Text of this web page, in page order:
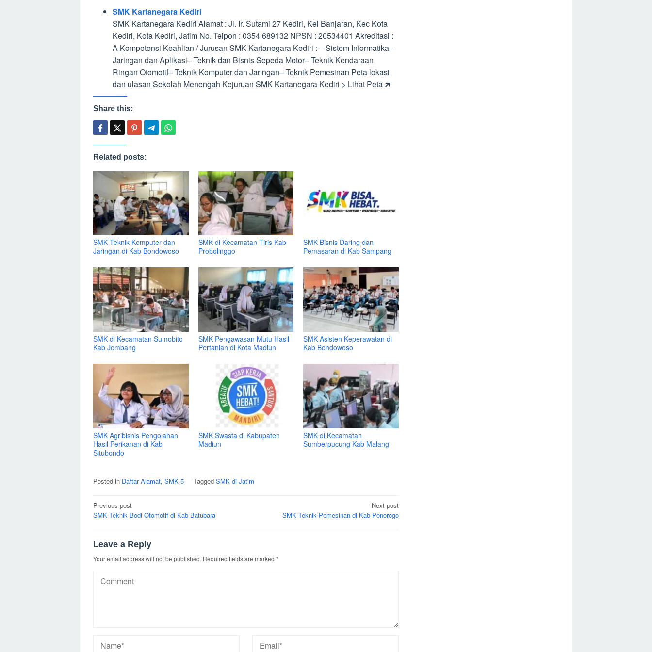
SMK Kartanegara Kediri
SMK Kartanegara Kediri Alamat : Jl. Ir. Sutami 27 Kediri, Kel Banjaran, Kec Kota
Kediri, Kota Kediri, Jatim No. Telpon : 0354 689132 NPSN : 20534401 Akreditasi :
A Kompetensi Keahlian / Jurusan SMK Kartanegara Kediri : – Sistem Informatika–
Jaringan dan Aplikasi– Teknik dan Bisnis Sepeda Motor– Teknik Kendaraan
Ringan Otomotif– Teknik Komputer dan Jaringan– Teknik Pemesinan Peta lokasi
dan ulasan Sekolah Menengah Kejuruan SMK Kartanegara Kediri > Lihat Peta 🡵
Share this:
Related posts:
SMK Teknik Komputer dan
Jaringan di Kab Bondowoso
SMK di Kecamatan Tiris Kab
Probolinggo
SMK Bisnis Daring dan
Pemasaran di Kab Sampang
SMK di Kecamatan Sumobito
Kab Jombang
SMK Pengawasan Mutu Hasil
Pertanian di Kota Madiun
SMK Asisten Keperawatan di
Kab Bondowoso
SMK Agribisnis Pengolahan
Hasil Perikanan di Kab
Situbondo
SMK Swasta di Kabupaten
Madiun
SMK di Kecamatan
Sumberpucung Kab Malang
Posted in Daftar Alamat, SMK 5 Tagged SMK di Jatim
Post
navigation
Previous post
SMK Teknik Bodi Otomotif di Kab Batubara
Next post
SMK Teknik Pemesinan di Kab Ponorogo
Leave a Reply
Your email address will not be published. Required fields are marked *